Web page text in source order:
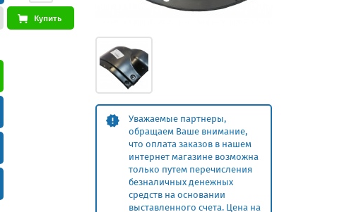
Уважаемые партнеры,
обращаем Ваше внимание,
что оплата заказов в нашем
интернет магазине возможна
только путем перечисления
безналичных денежных
средств на основании
выставленного счета. Цена на
Купить